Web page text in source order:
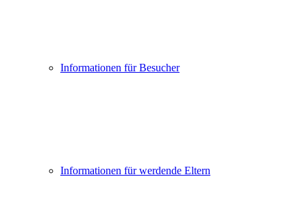
Informationen für Besucher
Informationen für werdende Eltern